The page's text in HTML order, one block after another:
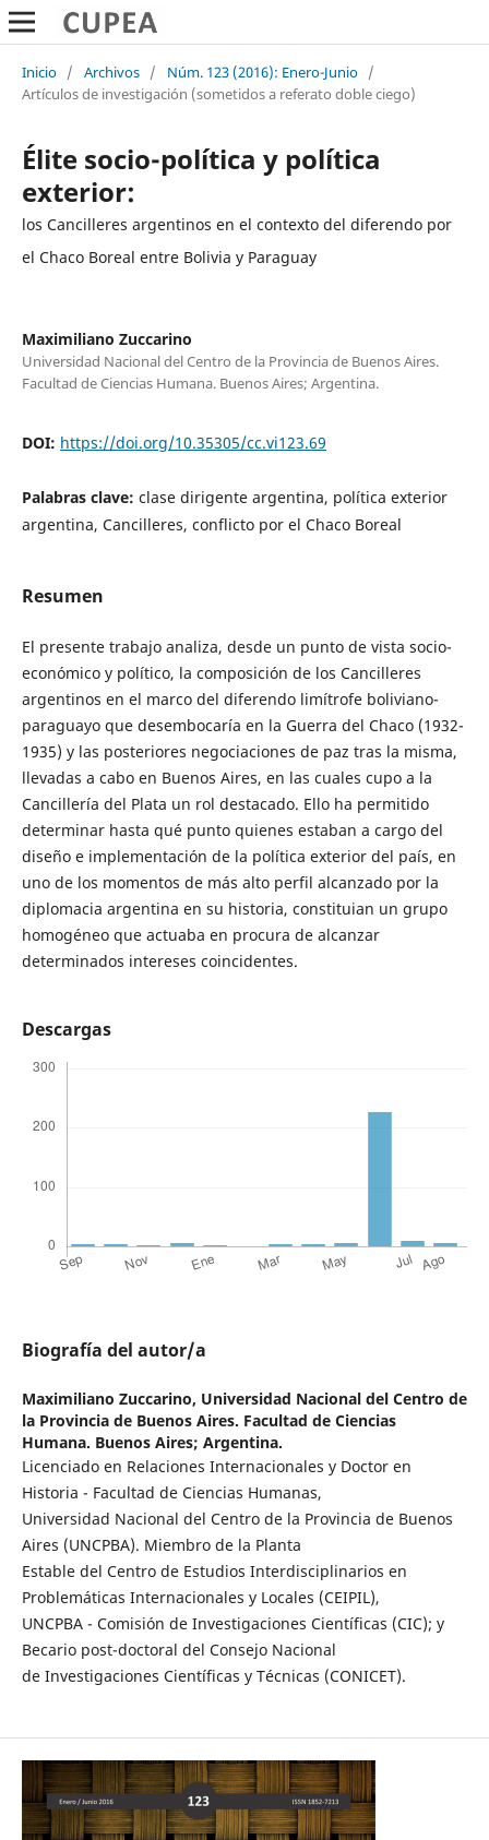
Inicio / Archivos / Núm. 123 (2016): Enero-Junio /
Artículos de investigación (sometidos a referato doble ciego)
Élite socio-política y política
exterior:
los Cancilleres argentinos en el contexto del diferendo por
el Chaco Boreal entre Bolivia y Paraguay
Maximiliano Zuccarino
Universidad Nacional del Centro de la Provincia de Buenos Aires.
Facultad de Ciencias Humana. Buenos Aires; Argentina.
DOI: https://doi.org/10.35305/cc.vi123.69
Palabras clave: clase dirigente argentina, política exterior
argentina, Cancilleres, conflicto por el Chaco Boreal
Resumen
El presente trabajo analiza, desde un punto de vista socio-
económico y político, la composición de los Cancilleres
argentinos en el marco del diferendo limítrofe boliviano-
paraguayo que desembocaría en la Guerra del Chaco (1932-
1935) y las posteriores negociaciones de paz tras la misma,
llevadas a cabo en Buenos Aires, en las cuales cupo a la
Cancillería del Plata un rol destacado. Ello ha permitido
determinar hasta qué punto quienes estaban a cargo del
diseño e implementación de la política exterior del país, en
uno de los momentos de más alto perfil alcanzado por la
diplomacia argentina en su historia, constituian un grupo
homogéneo que actuaba en procura de alcanzar
determinados intereses coincidentes.
Descargas
Biografía del autor/a
Maximiliano Zuccarino, Universidad Nacional del Centro de
la Provincia de Buenos Aires. Facultad de Ciencias
Humana. Buenos Aires; Argentina.
Licenciado en Relaciones Internacionales y Doctor en
Historia - Facultad de Ciencias Humanas,
Universidad Nacional del Centro de la Provincia de Buenos
Aires (UNCPBA). Miembro de la Planta
Estable del Centro de Estudios Interdisciplinarios en
Problemáticas Internacionales y Locales (CEIPIL),
UNCPBA - Comisión de Investigaciones Científicas (CIC); y
Becario post-doctoral del Consejo Nacional
de Investigaciones Científicas y Técnicas (CONICET).